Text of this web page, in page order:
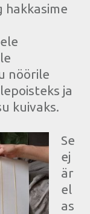
hakkasime
nöörile
ja
kuivaks.
Se
ej
är
el
as